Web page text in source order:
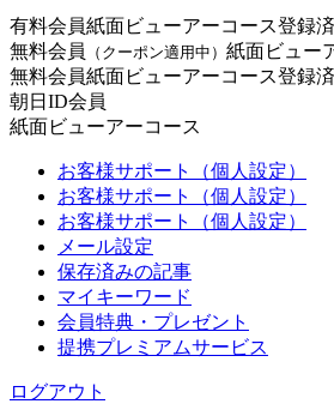
有料会員紙面ビューアーコース登録
無料会員
（クーポン適用中） 紙面ビュー
無料会員紙面ビューアーコース登録
朝日ID会員
紙面ビューアーコース
お客様サポート（個人設定）
お客様サポート（個人設定）
お客様サポート（個人設定）
メール設定
保存済みの記事
マイキーワード
会員特典・プレゼント
提携プレミアムサービス
ログアウト